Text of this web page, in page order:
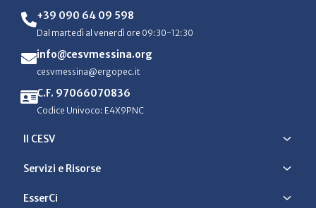
+39 090 64 09 598
Dal martedì al venerdì ore 09:30-12:30
info@cesvmessina.org
cesvmessina@ergopec.it
C.F. 97066070836
Codice Univoco: E4X9PNC
Il CESV
Servizi e Risorse
EsserCi